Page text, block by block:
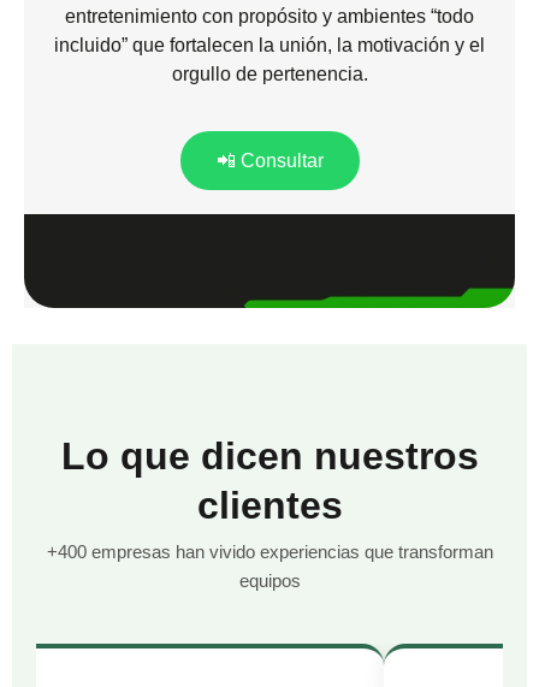
entretenimiento con propósito y ambientes “todo
incluido” que fortalecen la unión, la motivación y el
orgullo de pertenencia.
📲 Consultar
Lo que dicen nuestros
clientes
+400 empresas han vivido experiencias que transforman
equipos